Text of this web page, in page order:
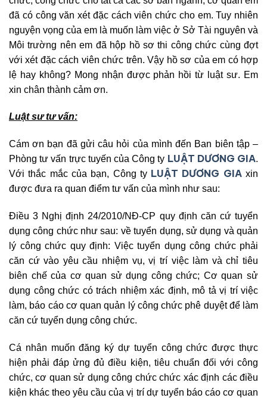
đã có công văn xét đặc cách viên chức cho em. Tuy nhiên
nguyện vọng của em là muốn làm việc ở Sở Tài nguyên và
Môi trường nên em đã hộp hồ sơ thi công chức cùng đợt
với xét đặc cách viên chức trên. Vậy hồ sơ của em có hợp
lệ hay không? Mong nhận được phản hồi từ luật sư. Em
xin chân thành cảm ơn.
Luật sư tư vấn:
Cám ơn bạn đã gửi câu hỏi của mình đến Ban biên tập –
Phòng tư vấn trực tuyến của Công ty LUẬT DƯƠNG GIA.
Với thắc mắc của bạn, Công ty LUẬT DƯƠNG GIAxin
được đưa ra quan điểm tư vấn của mình như sau:
Điều 3 Nghị định 24/2010/NĐ-CP quy định căn cứ tuyển
dụng công chức như sau: về tuyển dụng, sử dụng và quản
lý công chức quy định: Việc tuyển dụng công chức phải
căn cứ vào yêu cầu nhiệm vụ, vị trí việc làm và chỉ tiêu
biên chế của cơ quan sử dụng công chức; Cơ quan sử
dụng công chức có trách nhiệm xác định, mô tả vị trí việc
làm, báo cáo cơ quan quản lý công chức phê duyệt để làm
căn cứ tuyển dụng công chức.
Cá nhân muốn đăng ký dự tuyển công chức được thực
hiện phải đáp ửng đủ điều kiện, tiêu chuẩn đối với công
chức, cơ quan sử dụng công chức chức xác định các điều
kiện khác theo yêu cầu của vị trí dự tuyển báo cáo cơ quan